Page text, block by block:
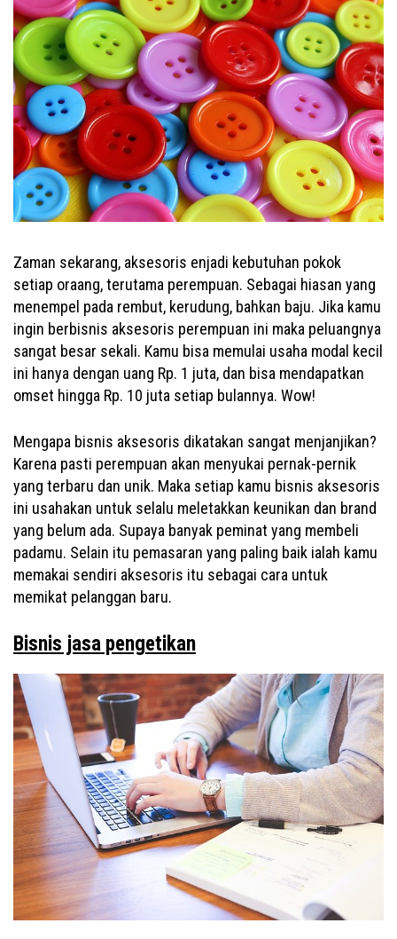
Zaman sekarang, aksesoris enjadi kebutuhan pokok
setiap oraang, terutama perempuan. Sebagai hiasan yang
menempel pada rembut, kerudung, bahkan baju. Jika kamu
ingin berbisnis aksesoris perempuan ini maka peluangnya
sangat besar sekali. Kamu bisa memulai usaha modal kecil
ini hanya dengan uang Rp. 1 juta, dan bisa mendapatkan
omset hingga Rp. 10 juta setiap bulannya. Wow!
Mengapa bisnis aksesoris dikatakan sangat menjanjikan?
Karena pasti perempuan akan menyukai pernak-pernik
yang terbaru dan unik. Maka setiap kamu bisnis aksesoris
ini usahakan untuk selalu meletakkan keunikan dan brand
yang belum ada. Supaya banyak peminat yang membeli
padamu. Selain itu pemasaran yang paling baik ialah kamu
memakai sendiri aksesoris itu sebagai cara untuk
memikat pelanggan baru.
Bisnis jasa pengetikan